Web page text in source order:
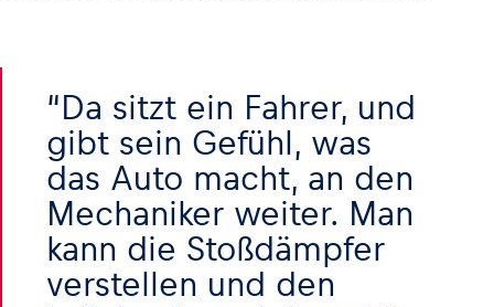
Da sitzt ein Fahrer, und
gibt sein Gefühl, was
das Auto macht, an den
Mechaniker weiter. Man
kann die Stoßdämpfer
verstellen und den